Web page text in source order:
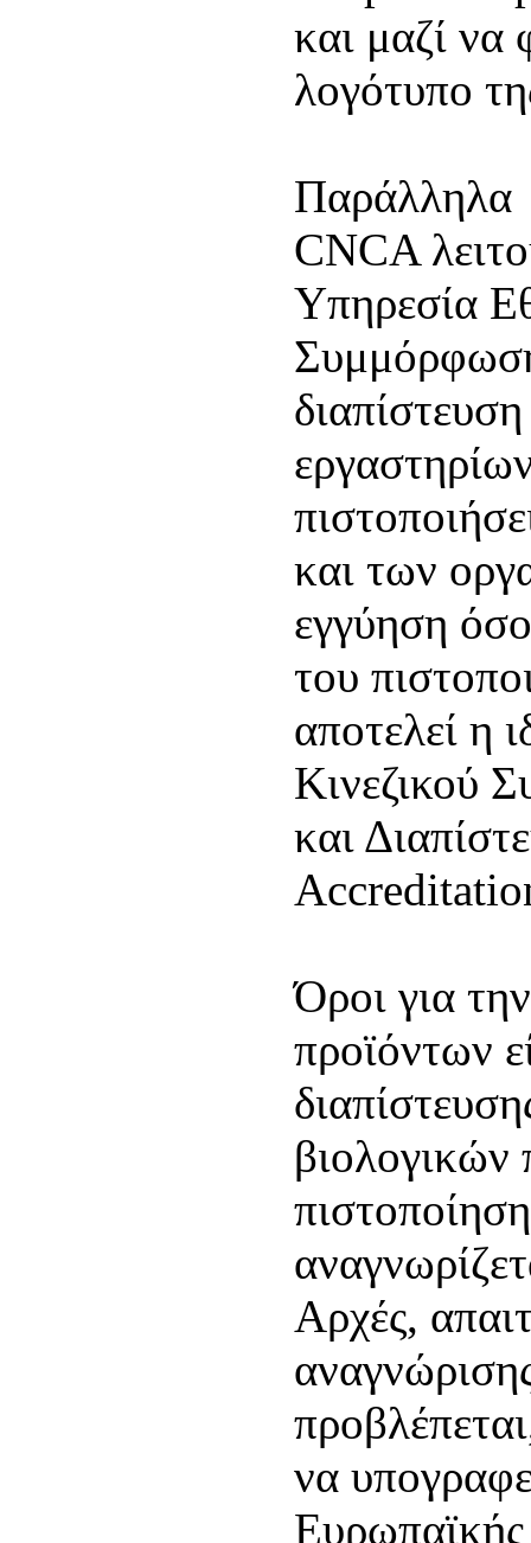
και μαζί να
λογότυπο
Παράλληλα
CNCA
Υπηρεσία
και των
εγγύηση
του
αποτελεί η
Κινεζικού
και
Όροι για
προϊόντων
Αρχές,
να